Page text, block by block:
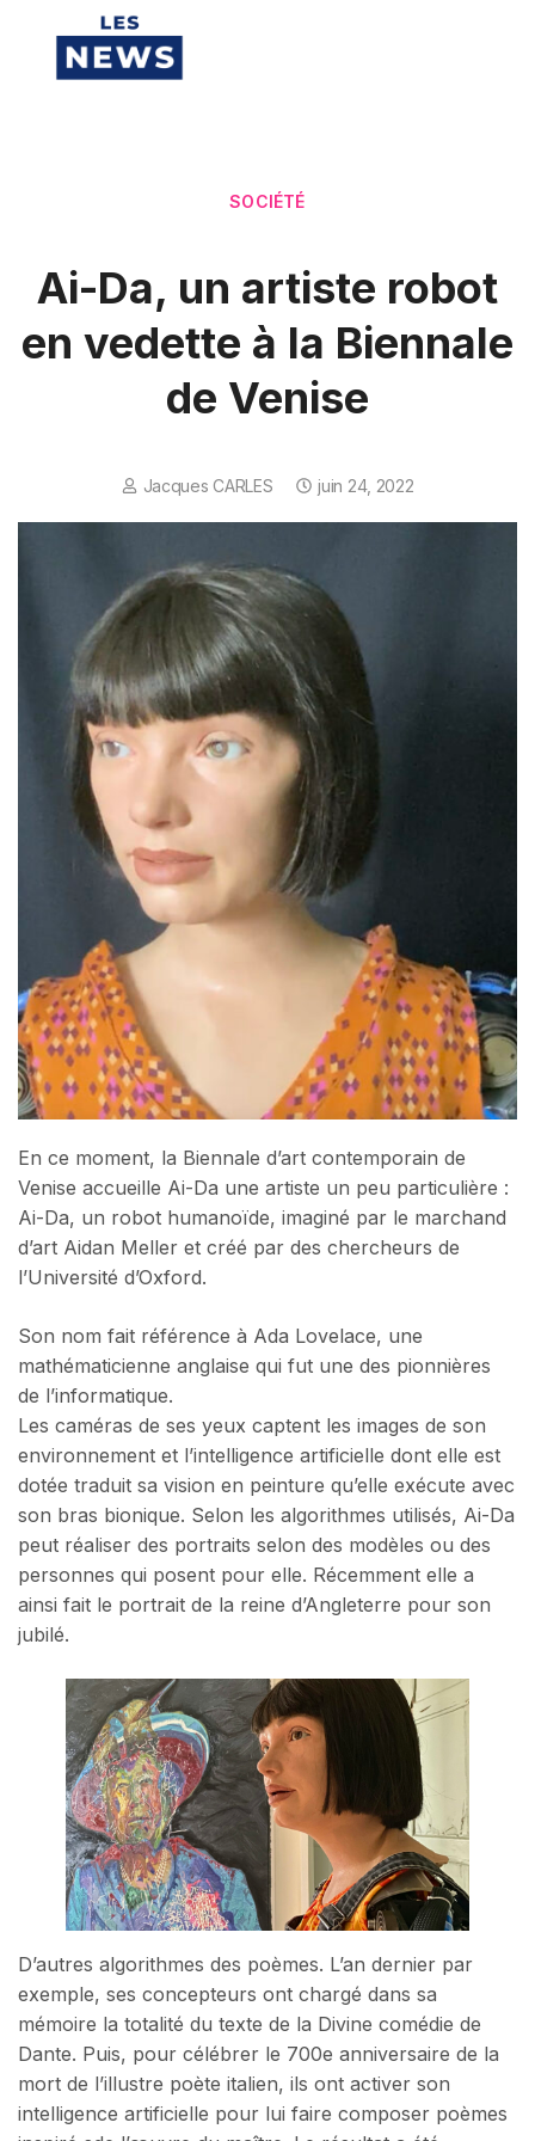
SOCIÉTÉ
Ai-Da, un artiste robot
en vedette à la Biennale
de Venise
Jacques CARLES juin 24, 2022
En ce moment, la Biennale d’art contemporain de
Venise accueille Ai-Da une artiste un peu particulière :
Ai-Da, un robot humanoïde, imaginé par le marchand
d’art Aidan Meller et créé par des chercheurs de
l’Université d’Oxford.
Son nom fait référence à Ada Lovelace, une
mathématicienne anglaise qui fut une des pionnières
de l’informatique.
Les caméras de ses yeux captent les images de son
environnement et l’intelligence artificielle dont elle est
dotée traduit sa vision en peinture qu’elle exécute avec
son bras bionique. Selon les algorithmes utilisés, Ai-Da
peut réaliser des portraits selon des modèles ou des
personnes qui posent pour elle. Récemment elle a
ainsi fait le portrait de la reine d’Angleterre pour son
jubilé.
D’autres algorithmes des poèmes. L’an dernier par
exemple, ses concepteurs ont chargé dans sa
mémoire la totalité du texte de la Divine comédie de
Dante. Puis, pour célébrer le 700e anniversaire de la
mort de l’illustre poète italien, ils ont activer son
intelligence artificielle pour lui faire composer poèmes